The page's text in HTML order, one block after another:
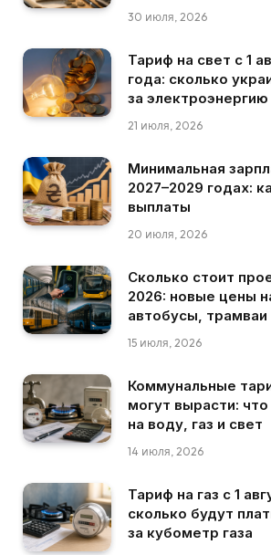
30 июля, 2026
Тариф на свет с 1
года: сколько
за электроэнергию
21 июля, 2026
Минимальная
2027–2029 годах:
выплаты
20 июля, 2026
Сколько стоит
2026: новые цены
автобусы,
15 июля, 2026
Коммунальные
могут вырасти:
на воду, газ и свет
14 июля, 2026
Тариф на газ с 1
сколько будут
за кубометр газа